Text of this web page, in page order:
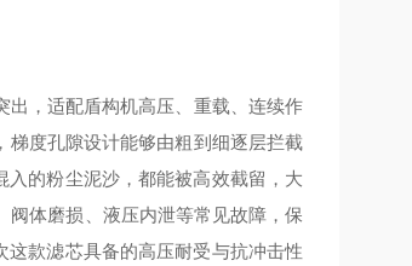
出，适配盾构机高压、重载、连续作
梯度孔隙设计能够由粗到细逐层拦截
的粉尘泥沙，都能被高效截留，大
阀体磨损、液压内泄等常见故障，保
款滤芯具备的高压耐受与抗冲击性